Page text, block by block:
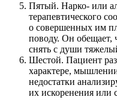
Пятый. Нарко- или
терапевтического
о совершенных им
поводу. Он обещает,
снять с души
Шестой. Пациент
характере,
недостатки
их искоренения или